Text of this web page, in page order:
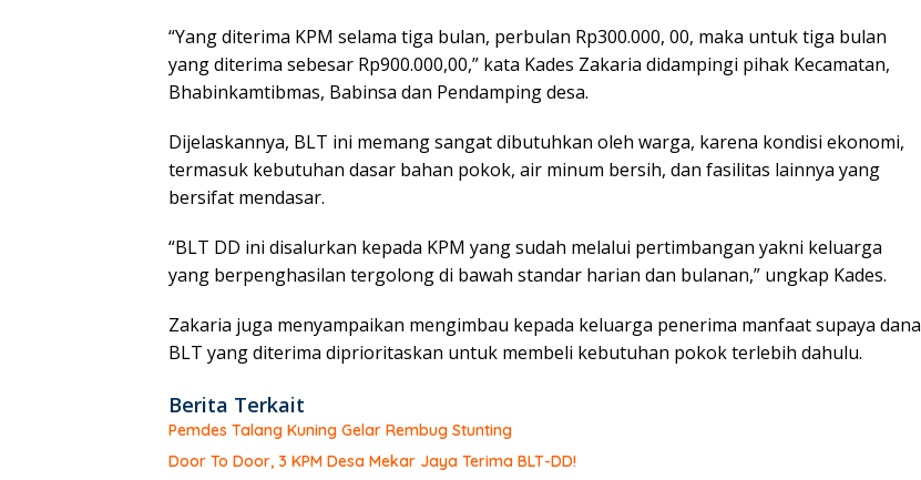
“Yang diterima KPM selama tiga bulan, perbulan Rp300.000, 00, maka untuk tiga bulan
yang diterima sebesar Rp900.000,00,” kata Kades Zakaria didampingi pihak Kecamatan,
Bhabinkamtibmas, Babinsa dan Pendamping desa.
Dijelaskannya, BLT ini memang sangat dibutuhkan oleh warga, karena kondisi ekonomi,
termasuk kebutuhan dasar bahan pokok, air minum bersih, dan fasilitas lainnya yang
bersifat mendasar.
“BLT DD ini disalurkan kepada KPM yang sudah melalui pertimbangan yakni keluarga
yang berpenghasilan tergolong di bawah standar harian dan bulanan,” ungkap Kades.
Zakaria juga menyampaikan mengimbau kepada keluarga penerima manfaat supaya dana
BLT yang diterima diprioritaskan untuk membeli kebutuhan pokok terlebih dahulu.
Berita Terkait
Pemdes Talang Kuning Gelar Rembug Stunting
Door To Door, 3 KPM Desa Mekar Jaya Terima BLT-DD!